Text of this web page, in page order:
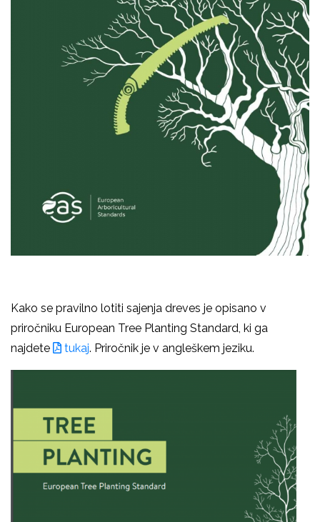
Kako se pravilno lotiti sajenja dreves je opisano v
priročniku European Tree Planting Standard, ki ga
najdete
tukaj. Priročnik je v angleškem jeziku.